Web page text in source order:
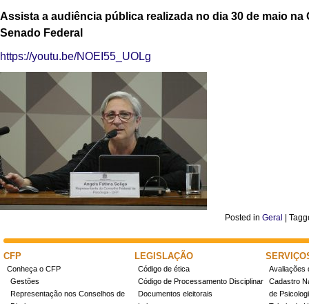
Assista a audiência pública realizada no dia 30 de maio
Senado Federal
https://youtu.be/NOEI55_UOLg
Posted in Geral
CFP
Conheça o CFP
Gestões
Representação nos Conselhos de
LEGISLAÇÃO
Código de ética
Código de Processamento Disciplinar
Documentos eleitorais
Avaliações
Cadastro
de